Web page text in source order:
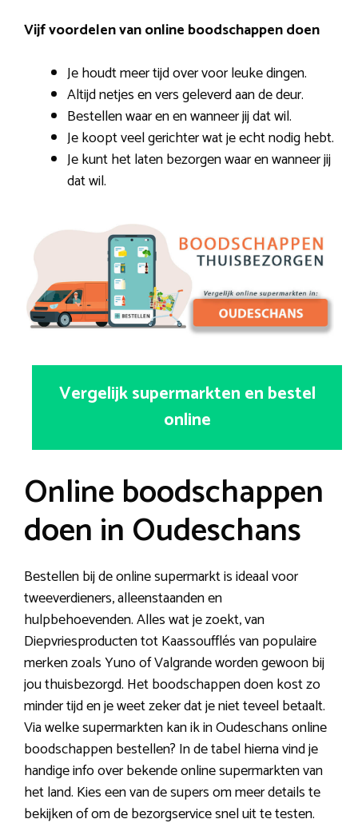
Vijf voordelen van online boodschappen doen
Je houdt meer tijd over voor leuke dingen.
Altijd netjes en vers geleverd aan de deur.
Bestellen waar en en wanneer jij dat wil.
Je koopt veel gerichter wat je echt nodig hebt.
Je kunt het laten bezorgen waar en wanneer jij
dat wil.
Vergelijk supermarkten en bestel
online
Online boodschappen
doen in Oudeschans
Bestellen bij de online supermarkt is ideaal voor
tweeverdieners, alleenstaanden en
hulpbehoevenden. Alles wat je zoekt, van
Diepvriesproducten tot Kaassoufflés van populaire
merken zoals Yuno of Valgrande worden gewoon bij
jou thuisbezorgd. Het boodschappen doen kost zo
minder tijd en je weet zeker dat je niet teveel betaalt.
Via welke supermarkten kan ik in Oudeschans online
boodschappen bestellen? In de tabel hierna vind je
handige info over bekende online supermarkten van
het land. Kies een van de supers om meer details te
bekijken of om de bezorgservice snel uit te testen.